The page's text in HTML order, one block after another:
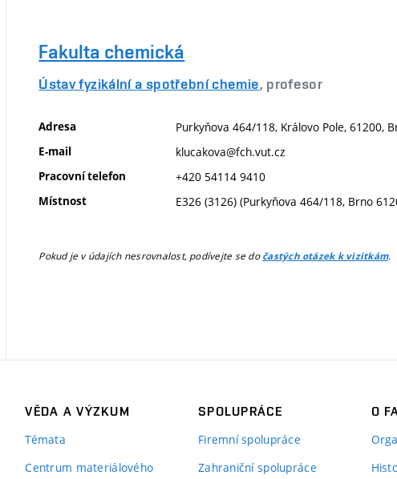
Fakulta chemická
Ústav fyzikální a spotřební chemie, profesor
Adresa Purkyňova 464/118, Královo Pole, 61200,
E-mail klucakova@fch.vut.cz
Pracovní telefon +420 54114 9410
Místnost E326 (3126) (Purkyňova 464/118, Brno
Pokud je v údajích nesrovnalost, podívejte se dočastých otázek k vizitkám.
VĚDA A VÝZKUM
Témata
Centrum materiálového
SPOLUPRÁCE
Firemní spolupráce
Zahraniční spolupráce
O